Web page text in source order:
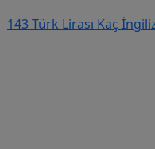
143 Türk Lirası Kaç